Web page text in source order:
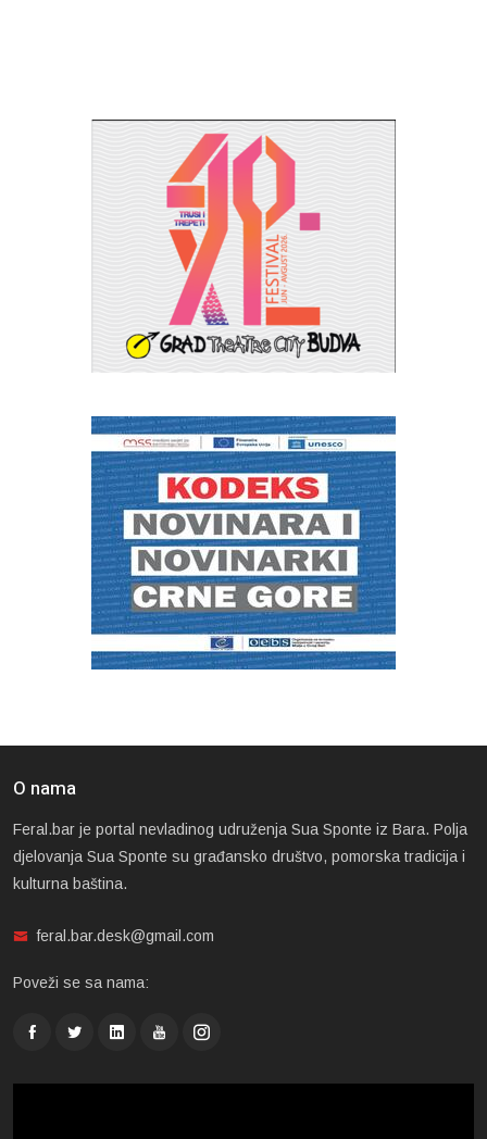
O nama
Feral.bar je portal nevladinog udruženja Sua Sponte iz Bara. Polja
djelovanja Sua Sponte su građansko društvo, pomorska tradicija i
kulturna baština.
feral.bar.desk@gmail.com
Poveži se sa nama: